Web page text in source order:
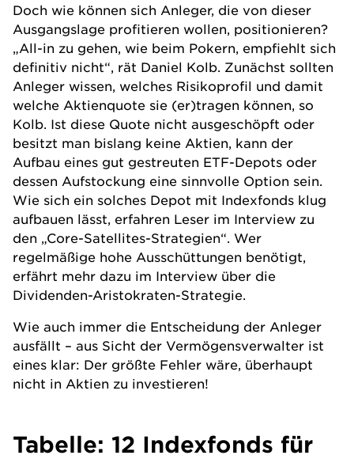
Doch wie können sich Anleger, die von dieser
Ausgangslage profitieren wollen, positionieren?
„All-in zu gehen, wie beim Pokern, empfiehlt sich
definitiv nicht“, rät Daniel Kolb. Zunächst sollten
Anleger wissen, welches Risikoprofil und damit
welche Aktienquote sie (er)tragen können, so
Kolb. Ist diese Quote nicht ausgeschöpft oder
besitzt man bislang keine Aktien, kann der
Aufbau eines gut gestreuten ETF-Depots oder
dessen Aufstockung eine sinnvolle Option sein.
Wie sich ein solches Depot mit Indexfonds klug
aufbauen lässt, erfahren Leser im Interview zu
den „Core-Satellites-Strategien“ Wer
regelmäßige hohe Ausschüttungen benötigt,
erfährt mehr dazu im Interview über die
Dividenden-Aristokraten-Strategie
Wie auch immer die Entscheidung der Anleger
ausfällt – aus Sicht der Vermögensverwalter ist
eines klar: Der größte Fehler wäre, überhaupt
nicht in Aktien zu investieren!
Tabelle: 12 Indexfonds für